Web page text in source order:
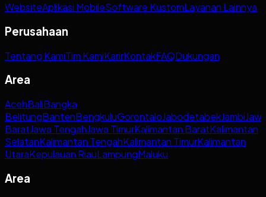
WebsiteAplikasi MobileSoftware KustomLayanan Lainnya
Perusahaan
Tentang KamiTim KamiKarirKontakFAQDukungan
Area
AcehBaliBangka
BelitungBantenBengkuluGorontaloJabodetabekJambi
BaratJawa TengahJawa TimurKalimantan BaratKalimantan
SelatanKalimantan TengahKalimantan TimurKalimantan
UtaraKepulauan RiauLampungMaluku
Area